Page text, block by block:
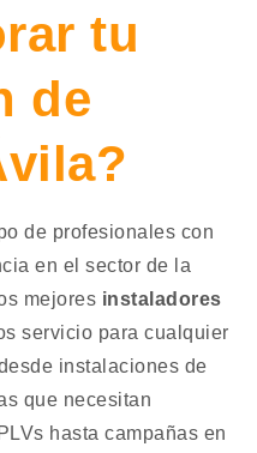
tu
de
de profesionales con
en el sector de la
mejores instaladores
servicio para cualquier
instalaciones de
que necesitan
hasta campañas en